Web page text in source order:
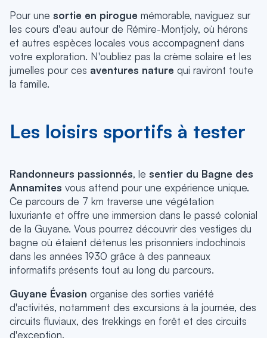
Pour une sortie en pirogue mémorable, naviguez sur
les cours d'eau autour de Rémire-Montjoly, où hérons
et autres espèces locales vous accompagnent dans
votre exploration. N'oubliez pas la crème solaire et les
jumelles pour ces aventures nature qui raviront toute
la famille.
Les loisirs sportifs à tester
Randonneurs passionnés, le sentier du Bagne des
Annamites vous attend pour une expérience unique.
Ce parcours de 7 km traverse une végétation
luxuriante et offre une immersion dans le passé colonial
de la Guyane. Vous pourrez découvrir des vestiges du
bagne où étaient détenus les prisonniers indochinois
dans les années 1930 grâce à des panneaux
informatifs présents tout au long du parcours.
Guyane Évasion organise des sorties variété
d'activités, notamment des excursions à la journée, des
circuits fluviaux, des trekkings en forêt et des circuits
d'exception.